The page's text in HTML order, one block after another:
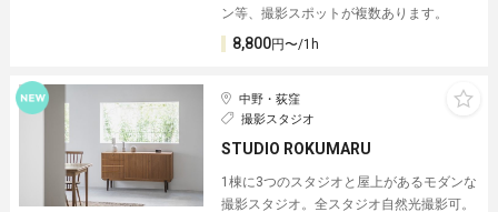
ン等、撮影スポットが複数あります。
8,800円〜/1h
中野・荻窪
撮影スタジオ
STUDIO ROKUMARU
1棟に3つのスタジオと屋上があるモダンな
撮影スタジオ。全スタジオ自然光撮影可。